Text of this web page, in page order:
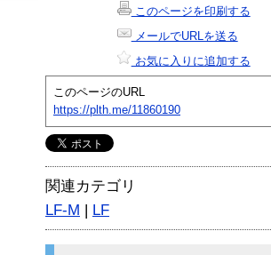
このページを印刷する
メールでURLを送る
お気に入りに追加する
このページのURL
https://plth.me/11860190
関連カテゴリ
LF-M | LF